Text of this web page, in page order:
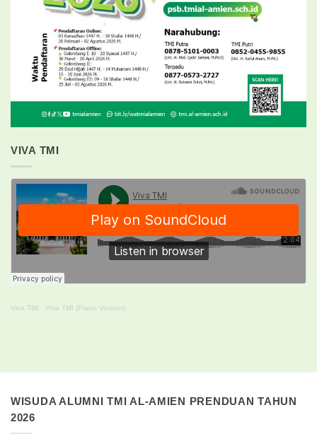
VIVA TMI
Viva TMI · Viva TMI (Piano Version)
WISUDA ALUMNI TMI AL-AMIEN PRENDUAN TAHUN
2026